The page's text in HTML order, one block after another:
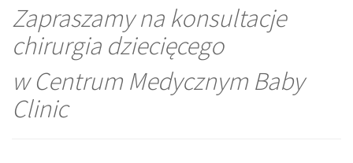
Zapraszamy na konsultacje
chirurgia dziecięcego
w Centrum Medycznym Baby
Clinic